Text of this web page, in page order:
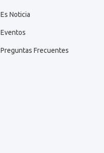
Es Noticia
Eventos
Preguntas Frecuentes